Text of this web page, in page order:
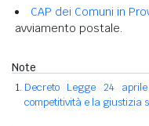
CAP dei Comuni in
avviamento postale.
Note
Decreto Legge 24
competitività e la giustizia